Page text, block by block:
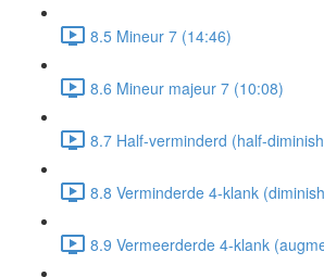
8.5 Mineur 7 (14:46)
8.6 Mineur majeur 7 (10:08)
8.7 Half-verminderd (half-
8.8 Verminderde 4-klank
8.9 Vermeerderde 4-klank